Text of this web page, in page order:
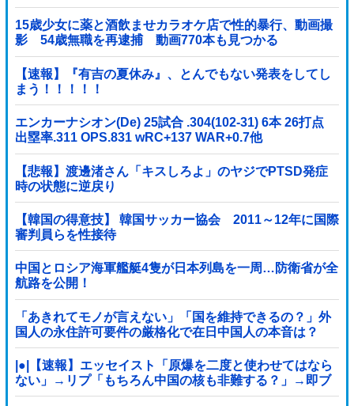
15歳少女に薬と酒飲ませカラオケ店で性的暴行、動画撮
影 54歳無職を再逮捕 動画770本も見つかる
【速報】『有吉の夏休み』、とんでもない発表をしてし
まう！！！！！
エンカーナシオン(De) 25試合 .304(102-31) 6本 26打点
出塁率.311 OPS.831 wRC+137 WAR+0.7他
【悲報】渡邊渚さん「キスしろよ」のヤジでPTSD発症
時の状態に逆戻り
【韓国の得意技】 韓国サッカー協会 2011～12年に国際
審判員らを性接待
中国とロシア海軍艦艇4隻が日本列島を一周…防衛省が全
航路を公開！
「あきれてモノが言えない」「国を維持できるの？」外
国人の永住許可要件の厳格化で在日中国人の本音は？
|●|【速報】エッセイスト「原爆を二度と使わせてはなら
ない」→リプ「もちろん中国の核も非難する？」→即ブ
ロック